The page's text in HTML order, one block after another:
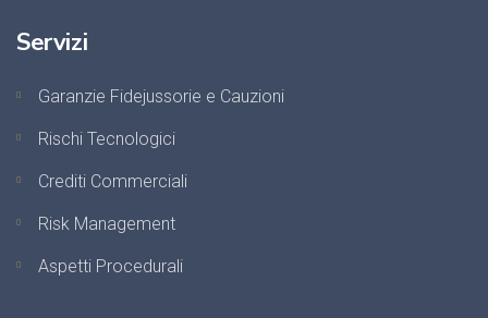
Servizi
Garanzie Fidejussorie e Cauzioni
Rischi Tecnologici
Crediti Commerciali
Risk Management
Aspetti Procedurali